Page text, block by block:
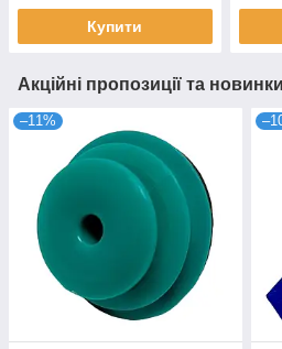
Купити
Акційні пропозиції та новинки
–11%